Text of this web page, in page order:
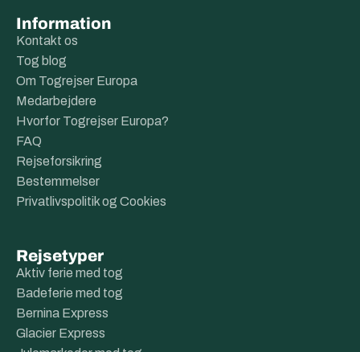
Information
Kontakt os
Tog blog
Om Togrejser Europa
Medarbejdere
Hvorfor Togrejser Europa?
FAQ
Rejseforsikring
Bestemmelser
Privatlivspolitik og Cookies
Rejsetyper
Aktiv ferie med tog
Badeferie med tog
Bernina Express
Glacier Express